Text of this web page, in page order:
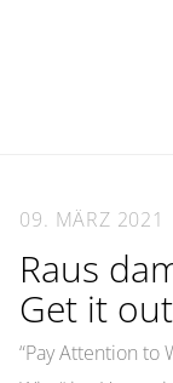
09. MÄRZ 2021
Raus
Get it
“Pay Attention to